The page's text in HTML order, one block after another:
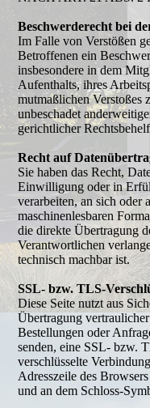
Beschwerderecht bei
Im Falle von Verstößen
Betroffenen ein
insbesondere in dem
Aufenthalts, ihres
mutmaßlichen Verstoßes
unbeschadet
gerichtlicher
Recht auf
Sie haben das Recht,
Einwilligung oder in
verarbeiten, an sich oder
maschinenlesbaren
die direkte Übertragung
Verantwortlichen
technisch machbar ist.
SSL- bzw. TLS-
Diese Seite nutzt aus
Übertragung
Bestellungen oder
senden, eine SSL- bzw.
verschlüsselte
Adresszeile des
und an dem Schloss-